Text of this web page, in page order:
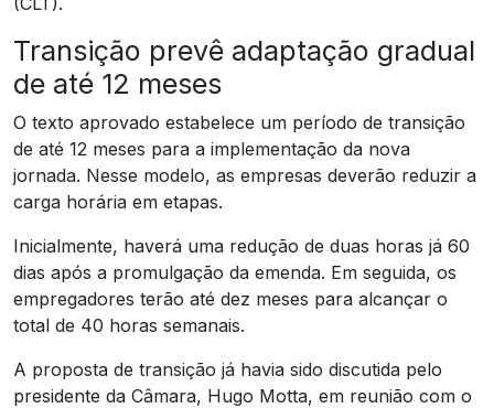
Transição prevê adaptação gradual
de até 12 meses
O texto aprovado estabelece um período de transição
de até 12 meses para a implementação da nova
jornada. Nesse modelo, as empresas deverão reduzir a
carga horária em etapas.
Inicialmente, haverá uma redução de duas horas já 60
dias após a promulgação da emenda. Em seguida, os
empregadores terão até dez meses para alcançar o
total de 40 horas semanais.
A proposta de transição já havia sido discutida pelo
presidente da Câmara, Hugo Motta, em reunião com o